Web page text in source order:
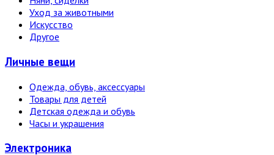
Уход за животными
Искусство
Другое
Личные вещи
Одежда, обувь, аксессуары
Товары для детей
Детская одежда и обувь
Часы и украшения
Электро­ника